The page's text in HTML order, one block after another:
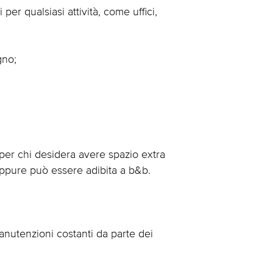
qualsiasi attività, come uffici,
chi desidera avere spazio extra
può essere adibita a b&b.
costanti da parte dei